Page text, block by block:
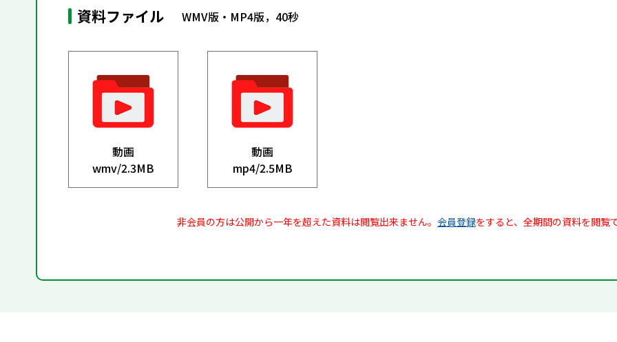
資料ファイル WMV版・MP4版，40秒
動画
wmv/2.3MB
動画
mp4/2.5MB
非会員の方は公開から一年を超えた資料は閲覧出来ません。 会員登録をすると、全期間の資料を閲覧